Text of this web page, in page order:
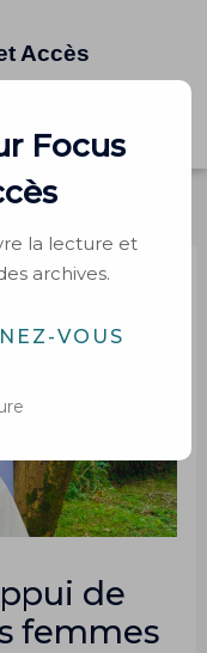
Accès
de
femmes
Focus
la lecture et
archives.
VOUS